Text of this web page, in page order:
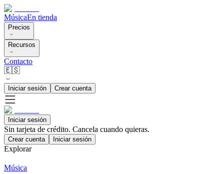
MúsicaEn tienda
Precios
Recursos
Contacto
🇪🇸
Iniciar sesión Crear cuenta
Iniciar sesión
Sin tarjeta de crédito. Cancela cuando quieras.
Crear cuenta Iniciar sesión
Explorar
Música